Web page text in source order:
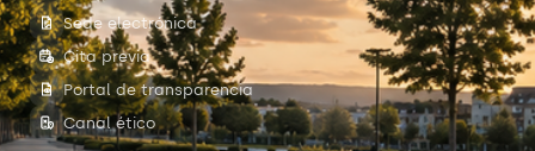
Sede electrónica
Cita previa
Portal de transparencia
Canal ético